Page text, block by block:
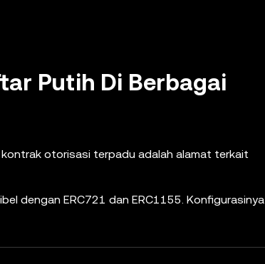
Putih Di Berbagai
otorisasi terpadu adalah alamat terkait
dengan ERC721 dan ERC1155. Konfigurasinya